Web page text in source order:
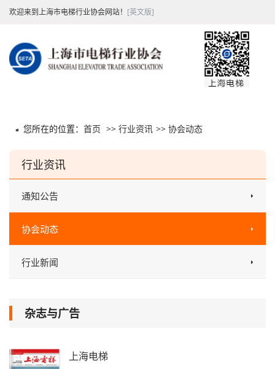
欢迎来到上海市电梯行业协会网站！ [英文版]
您所在的位置： 首页 >> 行业资讯 >> 协会动态
行业资讯
通知公告
协会动态
行业新闻
杂志与广告
上海电梯